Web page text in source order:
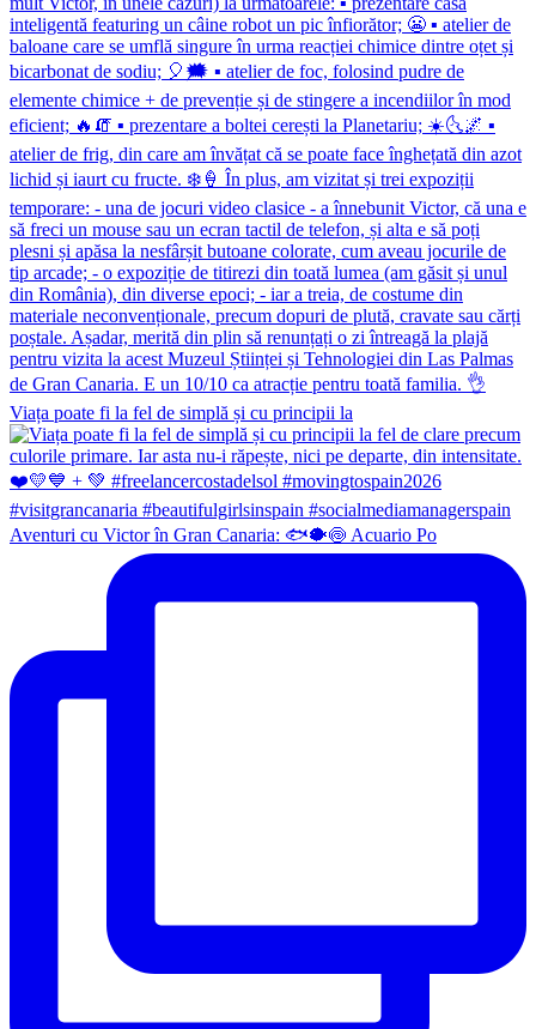
Viața poate fi la fel de simplă și cu principii la
Aventuri cu Victor în Gran Canaria: 🐟🐡🍥 Acuario Po